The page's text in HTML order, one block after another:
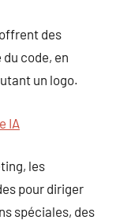
des
code, en
un logo.
IA
les
pour diriger
spéciales, des